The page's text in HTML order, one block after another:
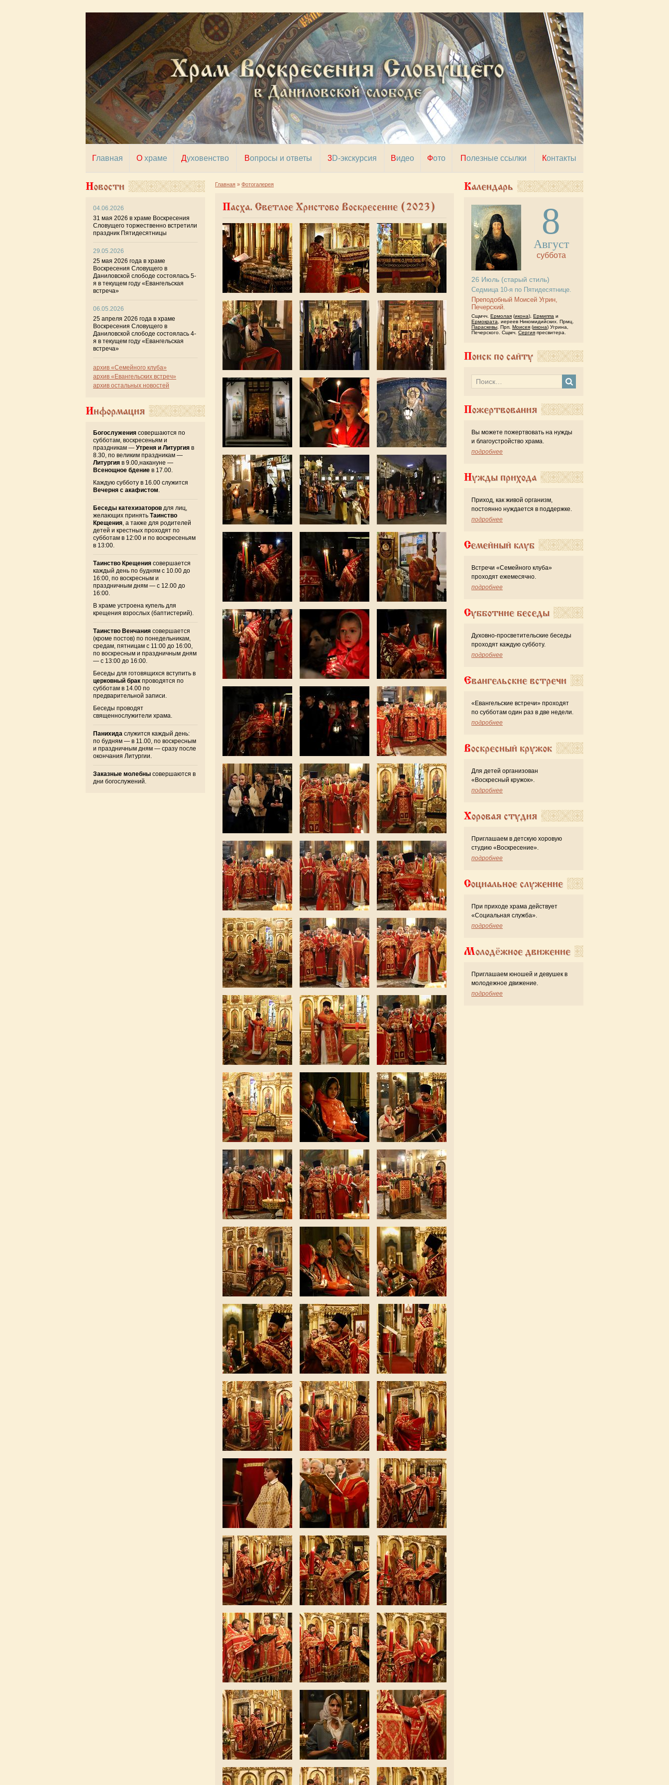
Главная О храме Духовенство Вопросы и ответы 3D-экскурсия Видео Фото Полезные ссылки Контакты
Главная » Фотогалерея
Пасха. Светлое Христово Воскресение (2023)
Новости
04.06.2026
31 мая 2026 в храме Воскресения
Словущего торжественно встретили
праздник Пятидесятницы
29.05.2026
25 мая 2026 года в храме
Воскресения Словущего в
Даниловской слободе состоялась 5-
я в текущем году «Евангельская
встреча»
06.05.2026
25 апреля 2026 года в храме
Воскресения Словущего в
Даниловской слободе состоялась 4-
я в текущем году «Евангельская
встреча»
архив «Семейного клуба»
архив «Евангельских встреч»
архив остальных новостей
Информация
Богослужения совершаются по
субботам, воскресеньям и
праздникам — Утреня и Литургия в
8.30, по великим праздникам —
Литургия в 9.00,накануне —
Всенощное бдение в 17.00.
Каждую субботу в 16.00 служится
Вечерня с акафистом.
Беседы катехизаторов для лиц,
желающих принять Таинство
Крещения, а также для родителей
детей и крестных проходят по
субботам в 12:00 и по воскресеньям
в 13:00.
Таинство Крещения совершается
каждый день по будням с 10.00 до
16:00, по воскресным и
праздничным дням — с 12.00 до
16:00.
В храме устроена купель для
крещения взрослых (баптистерий).
Таинство Венчания совершается
(кроме постов) по понедельникам,
средам, пятницам с 11:00 до 16:00,
по воскресным и праздничным дням
— с 13:00 до 16:00.
Беседы для готовящихся вступить в
церковный брак проводятся по
субботам в 14.00 по
предварительной записи.
Беседы проводят
священнослужители храма.
Панихида служится каждый день:
по будням — в 11.00, по воскресным
и праздничным дням — сразу после
окончания Литургии.
Заказные молебны совершаются в
дни богослужений.
Календарь
8
Август
суббота
26 Июль (старый стиль)
Седмица 10-я по Пятидесятнице.
Преподобный Моисей Угрин,
Печерский.
Сщмчч. Ермолая (икона), Ермиппа и
Ермократа, иереев Никомидийских. Прмц.
Параскевы. Прп. Моисея (икона) Угрина,
Печерского. Сщмч. Сергия пресвитера.
Поиск по сайту
Пожертвования
Вы можете пожертвовать на нужды
и благоустройство храма.
подробнее
Нужды прихода
Приход, как живой организм,
постоянно нуждается в поддержке.
подробнее
Семейный клуб
Встречи «Семейного клуба»
проходят ежемесячно.
подробнее
Субботние беседы
Духовно-просветительские беседы
проходят каждую субботу.
подробнее
Евангельские встречи
«Евангельские встречи» проходят
по субботам один раз в две недели.
подробнее
Воскресный кружок
Для детей организован
«Воскресный кружок».
подробнее
Хоровая студия
Приглашаем в детскую хоровую
студию «Воскресение».
подробнее
Социальное служение
При приходе храма действует
«Cоциальная служба».
подробнее
Молодёжное движение
Приглашаем юношей и девушек в
молодежное движение.
подробнее